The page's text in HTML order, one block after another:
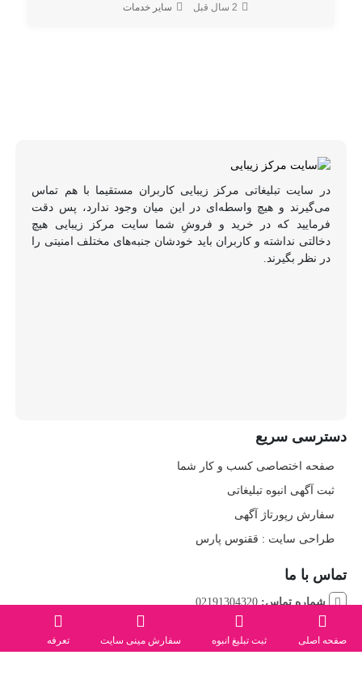
2 سال قبل سایر خدمات
در سایت تبلیغاتی مرکز زیبایی کاربران مستقیما با هم تماس
می‌گیرند و هیچ واسطه‌ای در این میان وجود ندارد، پس دقت
فرمایید که در خرید و فروشِ شما سایت مرکز زیبایی هیچ
دخالتی نداشته و کاربران باید خودشان جنبه‌های مختلف امنیتی را
در نظر بگیرند.
دسترسی سریع
صفحه اختصاصی کسب و کار شما
ثبت آگهی انبوه تبلیغاتی
سفارش رپورتاژ آگهی
طراحی سایت : ققنوس پارس
تماس با ما
شماره تماس:02191304320
صفحه اصلی ثبت تبلیغ انبوه سفارش مینی سایت تعرفه